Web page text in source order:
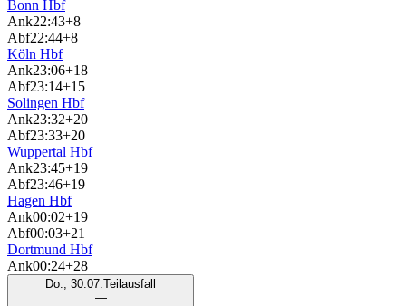
Bonn Hbf
Ank22:43+8
Abf22:44+8
Köln Hbf
Ank23:06+18
Abf23:14+15
Solingen Hbf
Ank23:32+20
Abf23:33+20
Wuppertal Hbf
Ank23:45+19
Abf23:46+19
Hagen Hbf
Ank00:02+19
Abf00:03+21
Dortmund Hbf
Ank00:24+28
Do., 30.07.Teilausfall
—